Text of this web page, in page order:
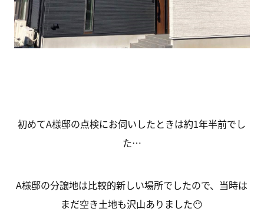
初めてA様邸の点検にお伺いしたときは約1年半前でし
た…
A様邸の分譲地は比較的新しい場所でしたので、当時は
まだ空き土地も沢山ありました😶